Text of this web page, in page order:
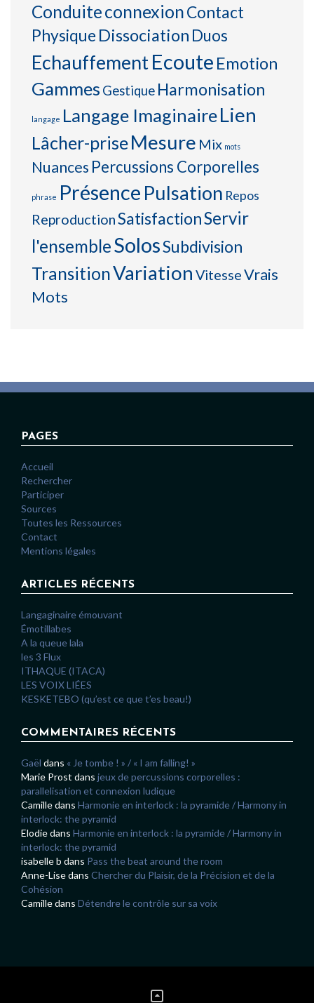
ConduiteconnexionContact
Physique Dissociation Duos
EchauffementEcoute Emotion
Gammes Gestique Harmonisation
langage Langage ImaginaireLien
Lâcher-priseMesure Mix mots
Nuances Percussions Corporelles
phrase Présence Pulsation Repos
ReproductionSatisfactionServir
l'ensembleSolosSubdivision
TransitionVariation VitesseVrais
Mots
PAGES
Accueil
Rechercher
Participer
Sources
Toutes les Ressources
Contact
Mentions légales
ARTICLES RÉCENTS
Langaginaire émouvant
Émotillabes
A la queue lala
les 3 Flux
ITHAQUE (ITACA)
LES VOIX LIÉES
KESKETEBO (qu’est ce que t’es beau!)
COMMENTAIRES RÉCENTS
Gaël dans « Je tombe ! » / « I am falling! »
Marie Prost dans jeux de percussions corporelles :
parallelisation et connexion ludique
Camilledans Harmonie en interlock : la pyramide / Harmony in
interlock: the pyramid
Elodiedans Harmonie en interlock : la pyramide / Harmony in
interlock: the pyramid
isabelle b dans Pass the beat around the room
Anne-Lisedans Chercher du Plaisir, de la Précision et de la
Cohésion
Camilledans Détendre le contrôle sur sa voix